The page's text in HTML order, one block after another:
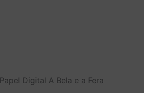
Digital A Bela e a Fera